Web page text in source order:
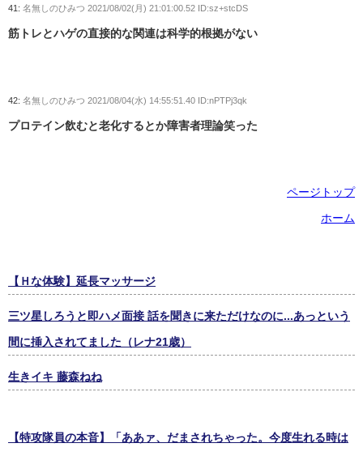
41: 名無しのひみつ 2021/08/02(月) 21:01:00.52 ID:sz+stcDS
筋トレとハゲの直接的な関連は科学的根拠がない
42: 名無しのひみつ 2021/08/04(水) 14:55:51.40 ID:nPTPj3qk
プロテイン飲むと老化するとか障害者理論笑った
ページトップ
ホーム
【Ｈな体験】延長マッサージ
三ツ星しろうと即ハメ面接 話を聞きに来ただけなのに...あっという
間に挿入されてました（レナ21歳）
生きイキ 藤森ねね
【特攻隊員の本音】「ああァ、だまされちゃった。今度生れる時は